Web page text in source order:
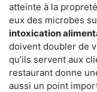
atteinte à la
eux des microbes
intoxication
doivent doubler de
qu’ils servent aux
restaurant donne
aussi un point